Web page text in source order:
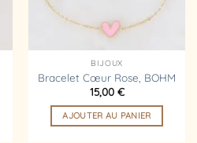
BIJOUX
Bracelet Cœur Rose, BOHM
15,00 €
AJOUTER AU PANIER